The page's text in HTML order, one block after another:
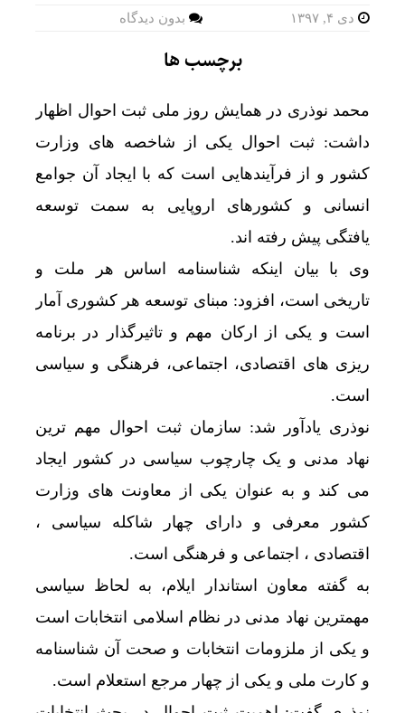
دی ۴, ۱۳۹۷
بدون دیدگاه
برچسب ها
محمد نوذری در همایش روز ملی ثبت احوال اظهار
داشت: ثبت احوال یکی از شاخصه های وزارت
کشور و از فرآیندهایی است که با ایجاد آن جوامع
انسانی و کشورهای اروپایی به سمت توسعه
یافتگی پیش رفته اند.
وی با بیان اینکه شناسنامه اساس هر ملت و
تاریخی است، افزود: مبنای توسعه هر کشوری آمار
است و یکی از ارکان مهم و تاثیرگذار در برنامه
ریزی های اقتصادی، اجتماعی، فرهنگی و سیاسی
است.
نوذری یادآور شد: سازمان ثبت احوال مهم ترین
نهاد مدنی و یک چارچوب سیاسی در کشور ایجاد
می کند و به عنوان یکی از معاونت های وزارت
کشور معرفی و دارای چهار شاکله سیاسی ،
اقتصادی ، اجتماعی و فرهنگی است.
به گفته معاون استاندار ایلام، به لحاظ سیاسی
مهمترین نهاد مدنی در نظام اسلامی انتخابات است
و یکی از ملزومات انتخابات و صحت آن شناسنامه
و کارت ملی و یکی از چهار مرجع استعلام است.